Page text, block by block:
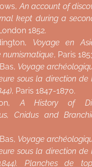
An account of
kept during a
1852.
Voyage en
numismatique, Paris
Voyage
sous la direction de
, Paris 1847-1870.
A History of
Cnidus and
Voyage
sous la direction de
Planches de